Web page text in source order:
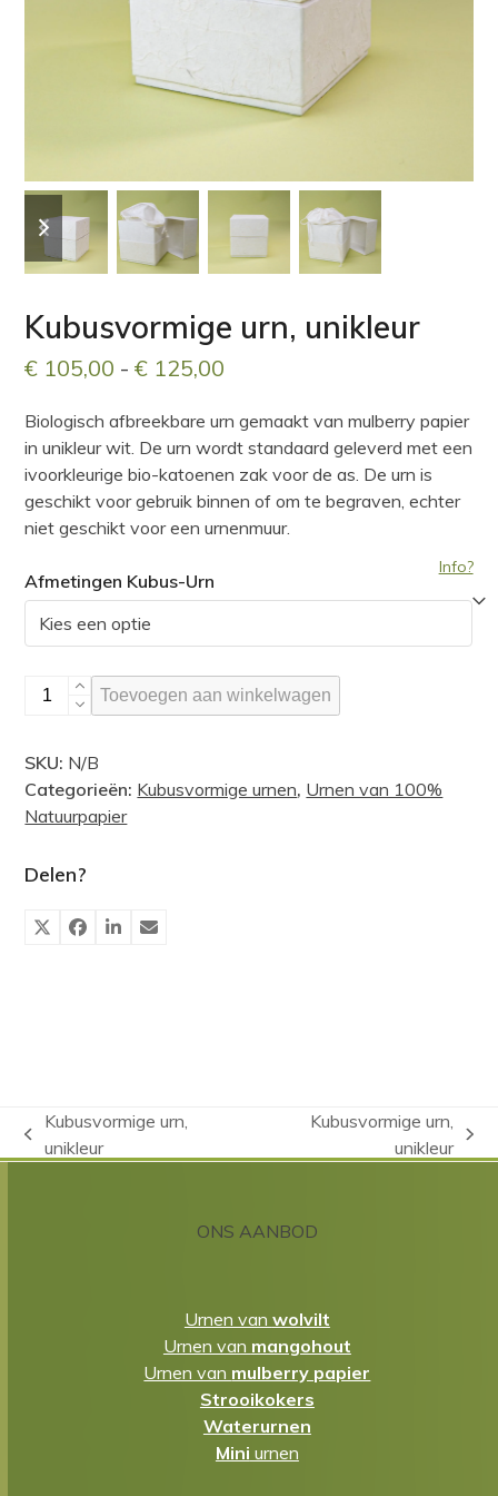
previous
slide
slide
Kubusvormige urn, unikleur
€ 105,00 - € 125,00
tot
€ 125,00
Biologisch afbreekbare urn gemaakt van mulberry papier
in unikleur wit. De urn wordt standaard geleverd met een
ivoorkleurige bio-katoenen zak voor de as. De urn is
geschikt voor gebruik binnen of om te begraven, echter
niet geschikt voor een urnenmuur.
Info?
Afmetingen Kubus-Urn
Kubusvormige
aantal
Toevoegen aan winkelwagen
SKU: N/B
Categorieën: Kubusvormige urnen, Urnen van 100%
Natuurpapier
Delen?
previous
Kubusvormige urn,
unikleur
Kubusvormige urn,
unikleur
ONS AANBOD
Urnen van wolvilt
Urnen van mangohout
Urnen van mulberry papier
Strooikokers
Waterurnen
Mini urnen